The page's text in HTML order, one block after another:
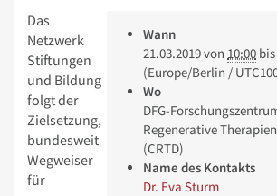
Wann
21.03.2019von 10:00 bis
(Europe/Berlin /
Wo
DFG-
Regenerative
(CRTD)
Name des Kontakts
Dr. Eva Sturm
Das
Netzwerk
Stiftungen
und Bildung
folgt der
Zielsetzung,
bundesweit
Wegweiser
für